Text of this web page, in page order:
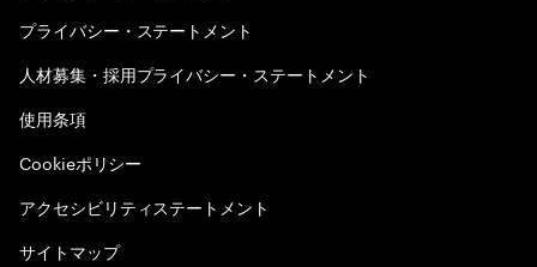
プライバシー・ステートメント
人材募集・採用プライバシー・ステートメント
使用条項
Cookieポリシー
アクセシビリティステートメント
サイトマップ